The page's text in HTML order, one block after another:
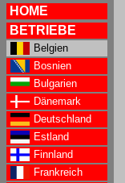
HOME
BETRIEBE
Belgien
Bosnien
Bulgarien
Dänemark
Deutschland
Estland
Finnland
Frankreich